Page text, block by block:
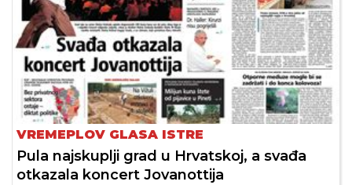
VREMEPLOV GLASA ISTRE
Pula najskuplji grad u Hrvatskoj, a svađa
otkazala koncert Jovanottija